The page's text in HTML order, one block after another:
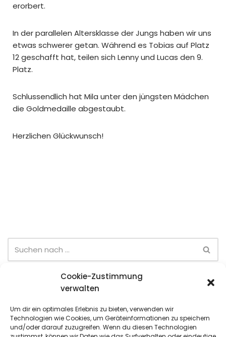
Cookie-Zustimmung
verwalten
Um dir ein optimales Erlebnis zu bieten, verwenden wir
Technologien wie Cookies, um Geräteinformationen zu speichern
und/oder darauf zuzugreifen. Wenn du diesen Technologien
erorbert.
In der parallelen Altersklasse der Jungs haben wir uns
etwas schwerer getan. Während es Tobias auf Platz
12 geschafft hat, teilen sich Lenny und Lucas den 9.
Platz.
Schlussendlich hat Mila unter den jüngsten Mädchen
die Goldmedaille abgestaubt.
Herzlichen Glückwunsch!
Neueste Beiträge
Sommer-Team-Cup (6. Spieltag)
Sommer-Team-Cup (5. Spieltag)